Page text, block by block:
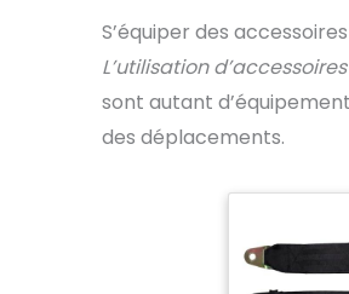
250 W
garantie
moteur:
roulants
intérieures
chemins
S’équiper des
L’utilisation
sont autant
des déplacements.